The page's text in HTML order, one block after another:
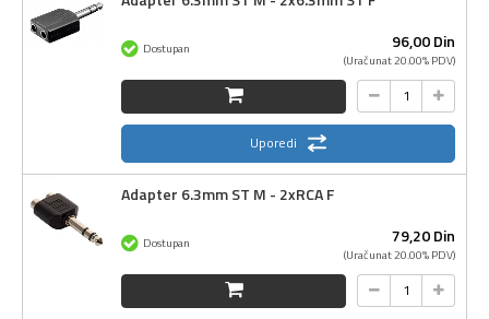
96,00Din
(Uračunat 20.00% PDV)
Dostupan
Uporedi
Adapter 6.3mm ST M - 2xRCA F
79,20Din
(Uračunat 20.00% PDV)
Dostupan